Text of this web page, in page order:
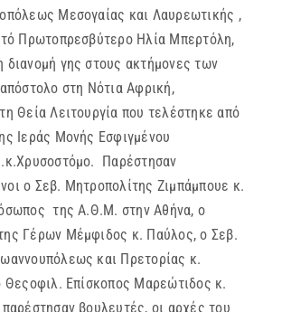
Μεσογαίας και Λαυρεωτικής ,
Πρωτοπρεσβύτερο Ηλία Μπερτόλη,
διανομή γης στους ακτήμονες των
στη Νότια Αφρική,
Θεία Λειτουργία που τελέστηκε από
Ιεράς Μονής Εσφιγμένου
Παρέστησαν
ο Σεβ. Μητροπολίτης Ζιμπάμπουε κ.
της Α.Θ.Μ. στην Αθήνα, ο
Γέρων Μέμφιδος κ. Παύλος, ο Σεβ.
και Πρετορίας κ.
Επίσκοπος Μαρεώτιδος κ.
βουλευτές, οι αρχές του